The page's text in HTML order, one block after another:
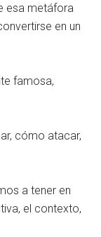
esa metáfora
en un
famosa,
cómo atacar,
a tener en
el contexto,